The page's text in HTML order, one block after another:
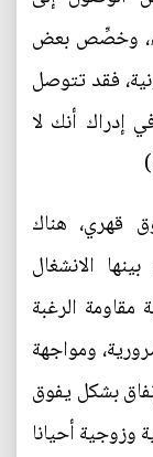
وخصِّص بعض
فقد تتوصل
إدراك أنك لا
قهري، هناك
الانشغال
الرغبة
ومواجهة
بشكل يفوق
وزوجية أحيانا